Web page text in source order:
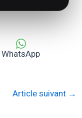
WhatsApp
Article suivant →